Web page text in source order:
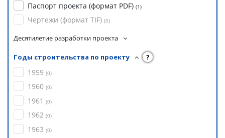
Паспорт проекта (формат PDF) (1)
Чертежи (формат TIF) (0)
Десятилетие разработки проекта
Годы строительства по проекту ?
1959 (0)
1960 (0)
1961 (0)
1962 (0)
1963 (0)